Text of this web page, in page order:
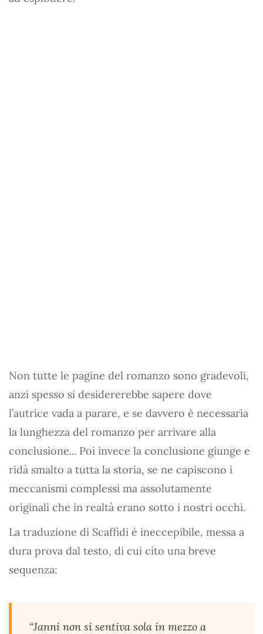
Non tutte le pagine del romanzo sono gradevoli,
anzi spesso si desidererebbe sapere dove
l’autrice vada a parare, e se davvero è necessaria
la lunghezza del romanzo per arrivare alla
conclusione... Poi invece la conclusione giunge e
ridà smalto a tutta la storia, se ne capiscono i
meccanismi complessi ma assolutamente
originali che in realtà erano sotto i nostri occhi.
La traduzione di Scaffidi è ineccepibile, messa a
dura prova dal testo, di cui cito una breve
sequenza:
“Janni non si sentiva sola in mezzo a